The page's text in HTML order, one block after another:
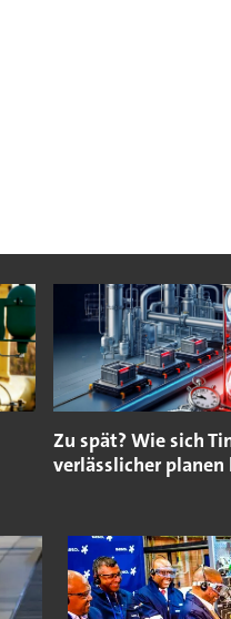
Zu spät? Wie sich
verlässlicher planen